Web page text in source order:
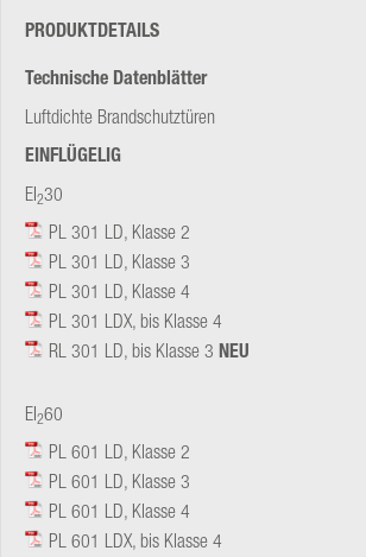
PRODUKTDETAILS
Technische Datenblätter
Luftdichte Brandschutztüren
EINFLÜGELIG
EI230
PL 301 LD, Klasse 2
PL 301 LD, Klasse 3
PL 301 LD, Klasse 4
PL 301 LDX, bis Klasse 4
RL 301 LD, bis Klasse 3 NEU
EI260
PL 601 LD, Klasse 2
PL 601 LD, Klasse 3
PL 601 LD, Klasse 4
PL 601 LDX, bis Klasse 4